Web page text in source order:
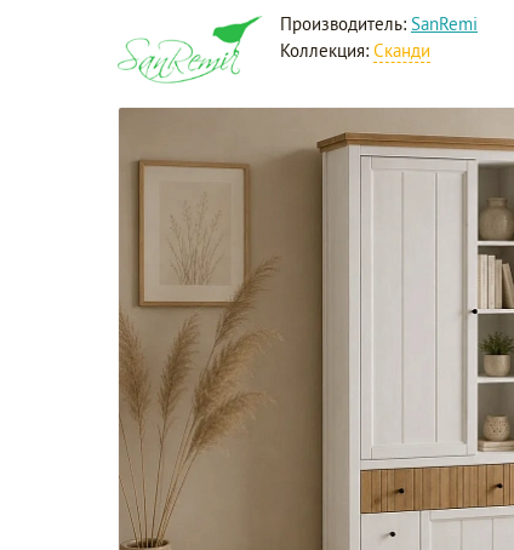
Производитель: SanRemi
Коллекция: Сканди